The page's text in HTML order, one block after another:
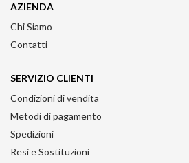
AZIENDA
Chi Siamo
Contatti
SERVIZIO CLIENTI
Condizioni di vendita
Metodi di pagamento
Spedizioni
Resi e Sostituzioni